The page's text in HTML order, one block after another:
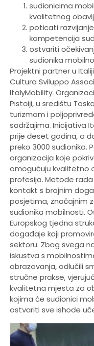
sudionicima
kvalitetnog
poticati
kompetencija
ostvariti
sudionika
Projektni partner u
Cultura Sviluppo
ItalyMobility.
Pistoiji, u središtu
turizmom i
sadržajima. Inicijativa
prije deset godina, a
preko 3000 sudionika.
organizacija koje
omogućuju kvalitetno
profesija. Metode
kontakt s brojnim
posjetima, značajnim
sudionika mobilnosti.
Europskog tjedna
događaje koji
sektoru. Zbog svega
iskustva s
obrazovanja, odlučili
stručne prakse,
kvalitetna mjesta za
kojima će sudionici
ostvariti sve ishode